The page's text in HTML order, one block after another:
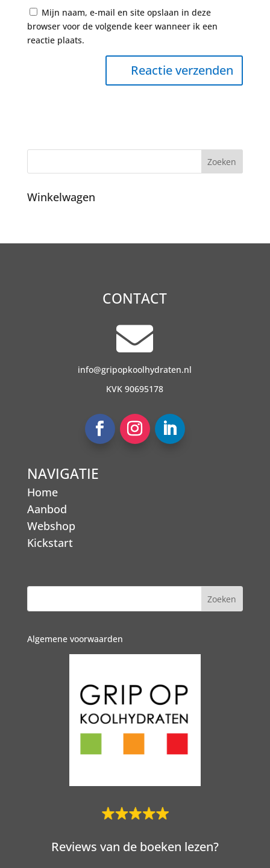
Mijn naam, e-mail en site opslaan in deze
browser voor de volgende keer wanneer ik een
reactie plaats.
Winkelwagen
CONTACT

info@gripopkoolhydraten.nl
KVK 90695178
NAVIGATIE
Home
Aanbod
Webshop
Kickstart
Algemene voorwaarden
Reviews van de boeken lezen?